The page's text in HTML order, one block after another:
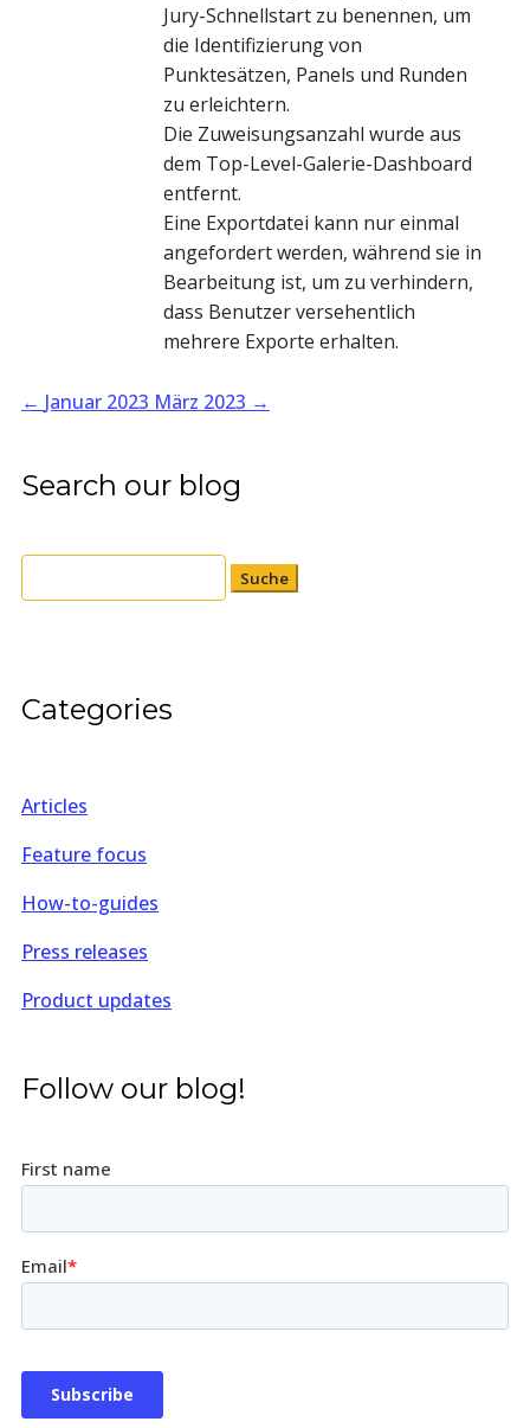
Jury-Schnellstart zu benennen, um
die Identifizierung von
Punktesätzen, Panels und Runden
zu erleichtern.
Die Zuweisungsanzahl wurde aus
dem Top-Level-Galerie-Dashboard
entfernt.
Eine Exportdatei kann nur einmal
angefordert werden, während sie in
Bearbeitung ist, um zu verhindern,
dass Benutzer versehentlich
mehrere Exporte erhalten.
← Januar 2023 März 2023 →
Search our blog
Suchen
nach:
Categories
Articles
Feature focus
How-to-guides
Press releases
Product updates
Follow our blog!